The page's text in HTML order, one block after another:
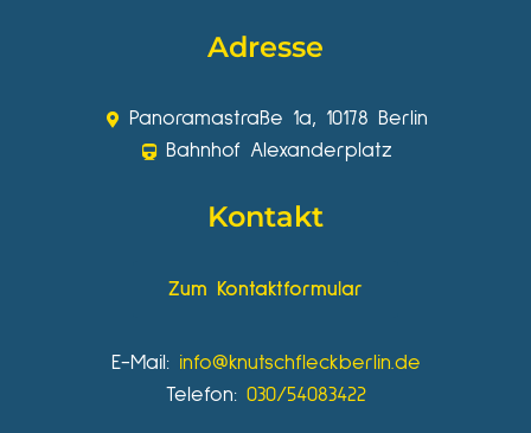
Adresse
Panoramastraße 1a, 10178 Berlin
Bahnhof Alexanderplatz
Kontakt
Zum Kontaktformular
E-Mail: info@knutschfleckberlin.de
Telefon: 030/54083422